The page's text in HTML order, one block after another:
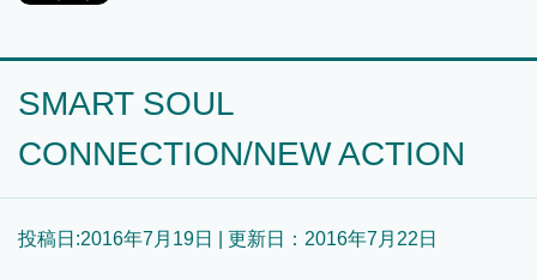
SMART SOUL
CONNECTION/NEW ACTION
投稿日:2016年7月19日 | 更新日： 2016年7月22日